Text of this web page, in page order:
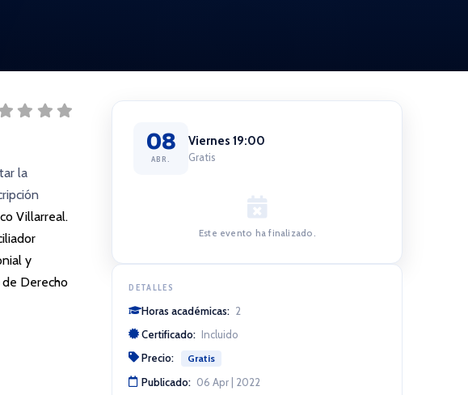
la
Villarreal.
y
Derecho
08
ABR.
Viernes 19:00
Gratis
Este evento ha finalizado.
DETALLES
Horas académicas: 2
Certificado: Incluido
Precio:
Gratis
Publicado: 06 Apr | 2022